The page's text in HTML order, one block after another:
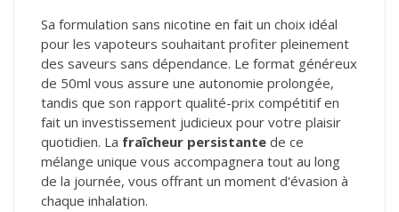
Sa formulation sans nicotine en fait un choix idéal
pour les vapoteurs souhaitant profiter pleinement
des saveurs sans dépendance. Le format généreux
de 50ml vous assure une autonomie prolongée,
tandis que son rapport qualité-prix compétitif en
fait un investissement judicieux pour votre plaisir
quotidien. La fraîcheur persistante de ce
mélange unique vous accompagnera tout au long
de la journée, vous offrant un moment d'évasion à
chaque inhalation.